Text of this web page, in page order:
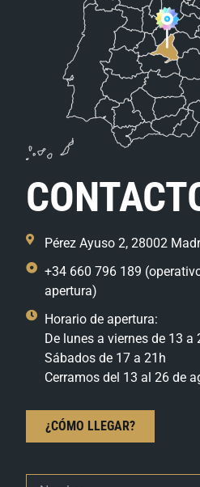
Pérez Ayuso 2, 28002
+34 660 796 189
apertura)
Horario de apertura:
De lunes a viernes de 13 a
Sábados de 17 a 21h
Cerramos del 13 al 26 de
¿CÓMO LLEGAR?